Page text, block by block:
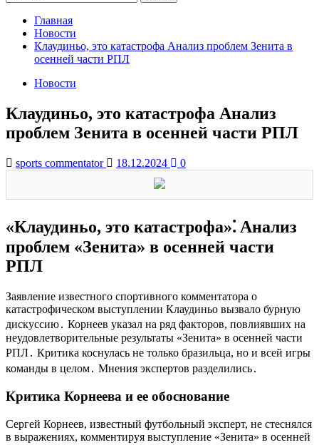
Главная
Новости
Клаудиньо, это катастрофа Анализ проблем Зенита в
осенней части РПЛ
Новости
Клаудиньо, это катастрофа Анализ
проблем Зенита в осенней части РПЛ
sports commentator 18.12.2024 0
«Клаудиньо, это катастрофа»⁚ Анализ
проблем «Зенита» в осенней части
РПЛ
Заявление известного спортивного комментатора о
катастрофическом выступлении Клаудиньо вызвало бурную
дискуссию․ Корнеев указал на ряд факторов, повлиявших на
неудовлетворительные результаты «Зенита» в осенней части
РПЛ․ Критика коснулась не только бразильца, но и всей игры
команды в целом․ Мнения экспертов разделились․
Критика Корнеева и ее обоснование
Сергей Корнеев, известный футбольный эксперт, не стеснялся
в выражениях, комментируя выступление «Зенита» в осенней